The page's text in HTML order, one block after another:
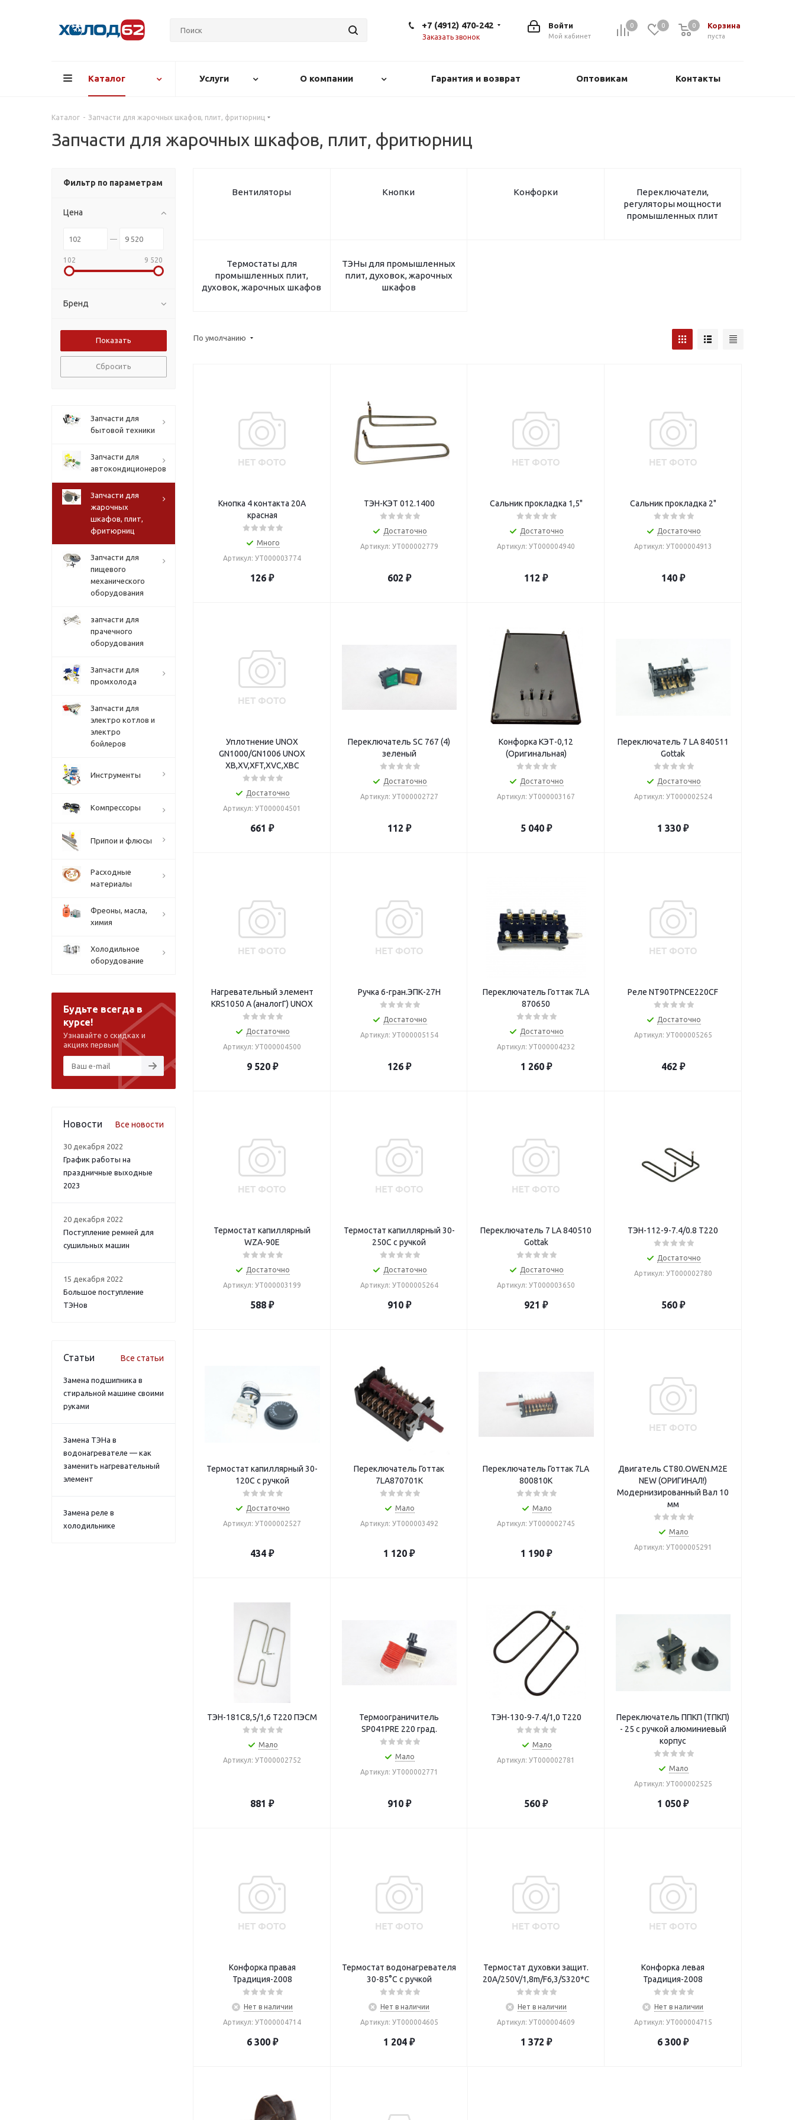
0 0 Корзина
0
пуста
0
Войти
Мой кабинет
+7 (4912) 470-242
Заказать звонок
Каталог Услуги О компании Гарантия и возврат Оптовикам Контакты
Каталог - Запчасти для жарочных шкафов, плит, фритюрниц
Запчасти для жарочных шкафов, плит, фритюрниц
Вентиляторы Кнопки Конфорки
Переключатели,
регуляторы мощности
промышленных плит
Термостаты для
промышленных плит,
духовок, жарочных шкафов
ТЭНы для промышленных
плит, духовок, жарочных
шкафов
По умолчанию
Кнопка 4 контакта 20А
красная
Много
Артикул: УТ000003774
126 ₽
ТЭН-КЭТ 012.1400
Достаточно
Артикул: УТ000002779
602 ₽
Сальник прокладка 1,5"
Достаточно
Артикул: УТ000004940
112 ₽
Сальник прокладка 2"
Достаточно
Артикул: УТ000004913
140₽
Уплотнение UNOX
GN1000/GN1006 UNOX
XB,XV,XFT,XVC,XBC
Достаточно
Артикул: УТ000004501
661 ₽
Переключатель SC 767 (4)
зеленый
Достаточно
Артикул: УТ000002727
112 ₽
Конфорка КЭТ-0,12
(Оригинальная)
Достаточно
Артикул: УТ000003167
5 040₽
Переключатель 7 LA 840511
Gottak
Достаточно
Артикул: УТ000002524
1 330 ₽
Нагревательный элемент
KRS1050 A (аналогГ) UNOX
Достаточно
Артикул: УТ000004500
9 520₽
Ручка 6-гран.ЭПК-27Н
Достаточно
Артикул: УТ000005154
126₽
Переключатель Готтак 7LA
870650
Достаточно
Артикул: УТ000004232
1 260₽
Реле NT90TPNCE220CF
Достаточно
Артикул: УТ000005265
462 ₽
Термостат капиллярный
WZA-90E
Достаточно
Артикул: УТ000003199
588 ₽
Термостат капиллярный 30-
250С с ручкой
Достаточно
Артикул: УТ000005264
910₽
Переключатель 7 LA 840510
Gottak
Достаточно
Артикул: УТ000003650
921 ₽
ТЭН-112-9-7.4/0.8 Т220
Достаточно
Артикул: УТ000002780
560₽
Термостат капиллярный 30-
120С с ручкой
Достаточно
Артикул: УТ000002527
434 ₽
Переключатель Готтак
7LA870701K
Мало
Артикул: УТ000003492
1 120 ₽
Переключатель Готтак 7LA
800810К
Мало
Артикул: УТ000002745
1 190₽
Двигатель СТ80.OWEN.M2E
NEW (ОРИГИНАЛ!)
Модернизированный Вал 10
мм
Мало
Артикул: УТ000005291
ТЭН-181С8,5/1,6 Т220 ПЭСМ
Мало
Артикул: УТ000002752
881 ₽
Термоограничитель
SP041PRE 220 град.
Мало
Артикул: УТ000002771
910₽
ТЭН-130-9-7.4/1,0 Т220
Мало
Артикул: УТ000002781
560 ₽
Переключатель ППКП (ТПКП)
- 25 с ручкой алюминиевый
корпус
Мало
Артикул: УТ000002525
1 050 ₽
Конфорка правая
Традиция-2008
Нет в наличии
Артикул: УТ000004714
6 300₽
Термостат водонагревателя
30-85°С с ручкой
Нет в наличии
Артикул: УТ000004605
1 204 ₽
Термостат духовки защит.
20А/250V/1,8m/F6,3/S320*C
Нет в наличии
Артикул: УТ000004609
1 372 ₽
Конфорка левая
Традиция-2008
Нет в наличии
Артикул: УТ000004715
6 300 ₽
Фильтр по параметрам
Цена
102 9 520
Бренд
Сбросить
Запчасти для
бытовой техники
Запчасти для
автокондиционеров
Запчасти для
жарочных
шкафов, плит,
фритюрниц
Запчасти для
пищевого
механического
оборудования
запчасти для
прачечного
оборудования
Запчасти для
промхолода
Запчасти для
электро котлов и
электро
бойлеров
Инструменты
Компрессоры
Припои и флюсы
Расходные
материалы
Фреоны, масла,
химия
Холодильное
оборудование
Будьте всегда в
курсе!
Узнавайте о скидках и
акциях первым
Новости Все новости
30 декабря 2022
График работы на
праздничные выходные
2023
20 декабря 2022
Поступление ремней для
сушильных машин
15 декабря 2022
Большое поступление
ТЭНов
Статьи Все статьи
Замена подшипника в
стиральной машине своими
руками
Замена ТЭНа в
водонагревателе — как
заменить нагревательный
элемент
Замена реле в
холодильнике